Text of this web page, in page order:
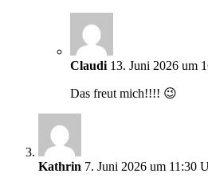
Claudi 13. Juni 2026 um
Das freut mich!!!! 😉
Kathrin 7. Juni 2026 um 11:30